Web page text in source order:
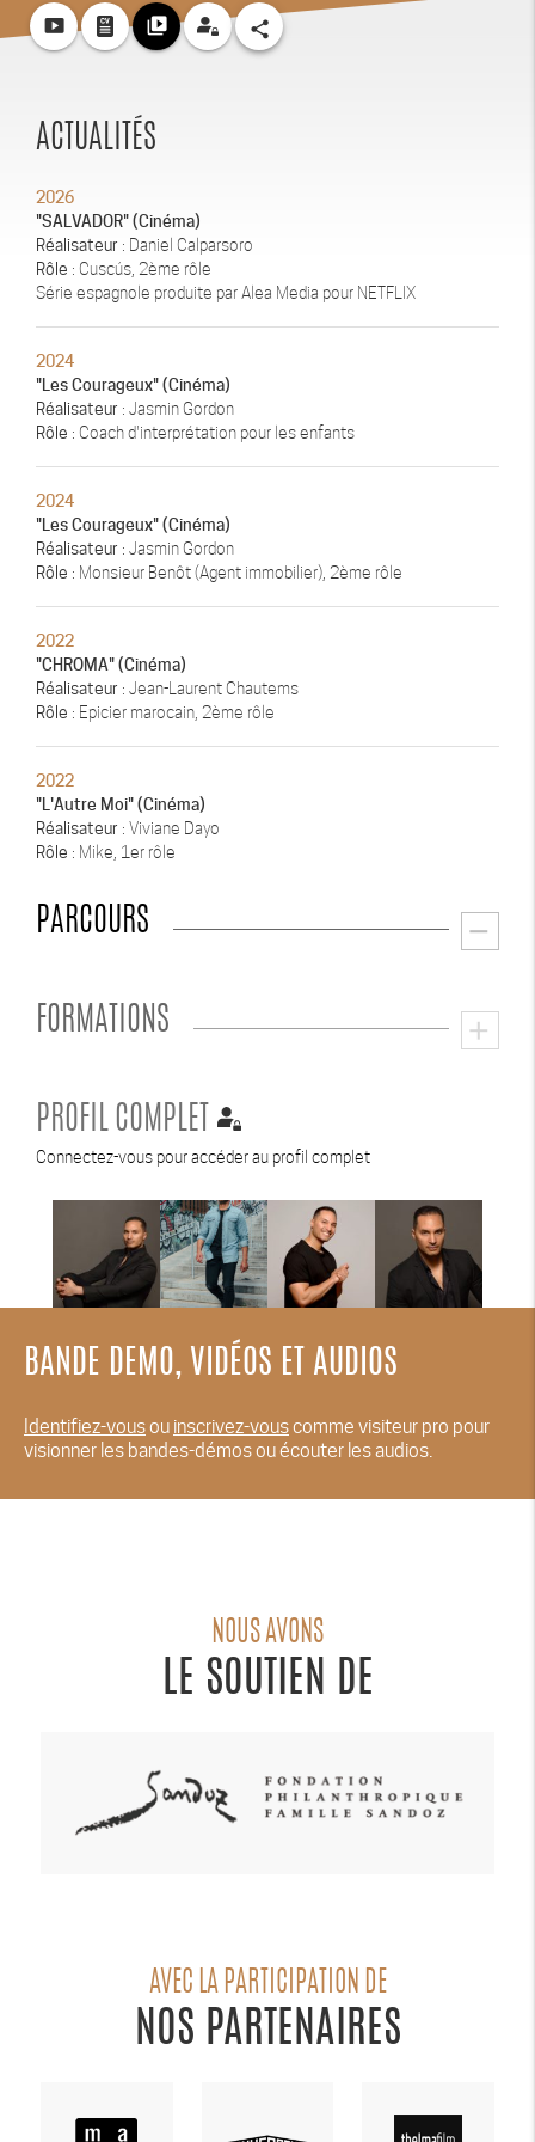
smart_display video_library share
ACTUALITÉS
2026
"SALVADOR" (Cinéma)
Réalisateur : Daniel Calparsoro
Rôle : Cuscús, 2ème rôle
Série espagnole produite par Alea Media pour NETFLIX
2024
"Les Courageux" (Cinéma)
Réalisateur : Jasmin Gordon
Rôle : Coach d'interprétation pour les enfants
2024
"Les Courageux" (Cinéma)
Réalisateur : Jasmin Gordon
Rôle : Monsieur Benôt (Agent immobilier), 2ème rôle
2022
"CHROMA" (Cinéma)
Réalisateur : Jean-Laurent Chautems
Rôle : Epicier marocain, 2ème rôle
2022
"L'Autre Moi" (Cinéma)
Réalisateur : Viviane Dayo
Rôle : Mike, 1er rôle
PARCOURS remove
FORMATIONS add
PROFIL COMPLET
Connectez-vous pour accéder au profil complet
BANDE DEMO, VIDÉOS ET AUDIOS
Identifiez-vousou inscrivez-vouscomme visiteur pro pour
visionner les bandes-démos ou écouter les audios.
NOUS AVONS
LE SOUTIEN DE
AVEC LA PARTICIPATION DE
NOS PARTENAIRES